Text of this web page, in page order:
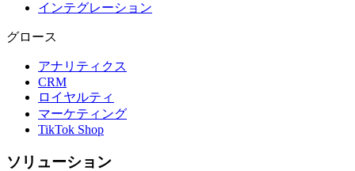
インテグレーション
グロース
アナリティクス
CRM
ロイヤルティ
マーケティング
TikTok Shop
ソリューション